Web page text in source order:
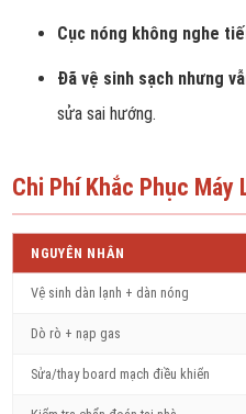
Cục nóng không nghe
Đã vệ sinh sạch nhưng
sửa sai hướng.
Chi Phí Khắc Phục Máy
NGUYÊN NHÂN
Vệ sinh dàn lạnh + dàn nóng
Dò rò + nạp gas
Sửa/thay board mạch điều khiển